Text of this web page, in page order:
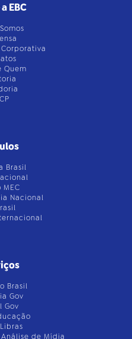
EBC
Quem
Brasil
MEC
Nacional
Brasil
Gov
Gov
de Mídia